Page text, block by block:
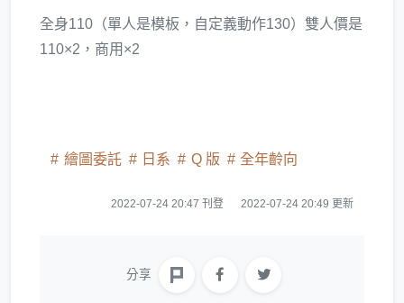
全身110（單人是模板，自定義動作130）雙人價是
110×2，商用×2
繪圖委託 日系 Q 版 全年齡向
2022-07-24 20:47 刊登 2022-07-24 20:49 更新
分享